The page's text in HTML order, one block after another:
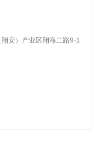
安）产业区翔海二路9-1